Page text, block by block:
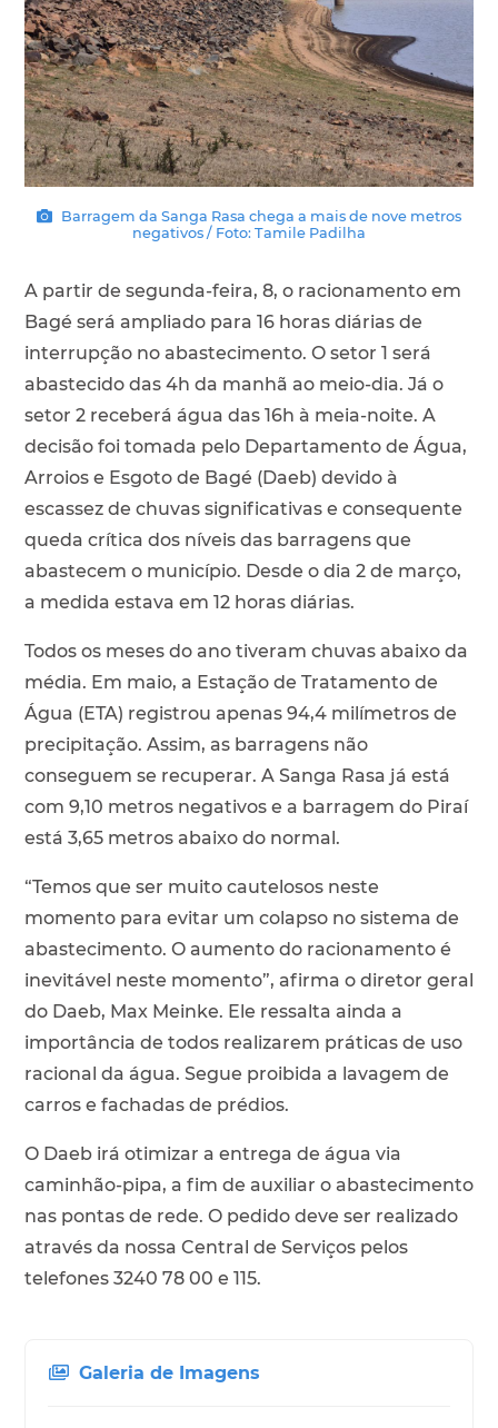
Barragem da Sanga Rasa chega a mais de nove metros
negativos / Foto: Tamile Padilha
A partir de segunda-feira, 8, o racionamento em
Bagé será ampliado para 16 horas diárias de
interrupção no abastecimento. O setor 1 será
abastecido das 4h da manhã ao meio-dia. Já o
setor 2 receberá água das 16h à meia-noite. A
decisão foi tomada pelo Departamento de Água,
Arroios e Esgoto de Bagé (Daeb) devido à
escassez de chuvas significativas e consequente
queda crítica dos níveis das barragens que
abastecem o município. Desde o dia 2 de março,
a medida estava em 12 horas diárias.
Todos os meses do ano tiveram chuvas abaixo da
média. Em maio, a Estação de Tratamento de
Água (ETA) registrou apenas 94,4 milímetros de
precipitação. Assim, as barragens não
conseguem se recuperar. A Sanga Rasa já está
com 9,10 metros negativos e a barragem do Piraí
está 3,65 metros abaixo do normal.
“Temos que ser muito cautelosos neste
momento para evitar um colapso no sistema de
abastecimento. O aumento do racionamento é
inevitável neste momento”, afirma o diretor geral
do Daeb, Max Meinke. Ele ressalta ainda a
importância de todos realizarem práticas de uso
racional da água. Segue proibida a lavagem de
carros e fachadas de prédios.
O Daeb irá otimizar a entrega de água via
caminhão-pipa, a fim de auxiliar o abastecimento
nas pontas de rede. O pedido deve ser realizado
através da nossa Central de Serviços pelos
telefones 3240 78 00 e 115.
Galeria de Imagens